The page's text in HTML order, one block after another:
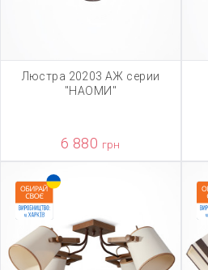
Люстра 20203 АЖ серии
"НАОМИ"
6 880 грн